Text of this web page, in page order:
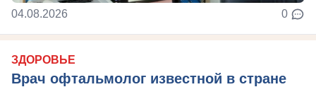
04.08.2026 0
ЗДОРОВЬЕ
Врач офтальмолог известной в стране